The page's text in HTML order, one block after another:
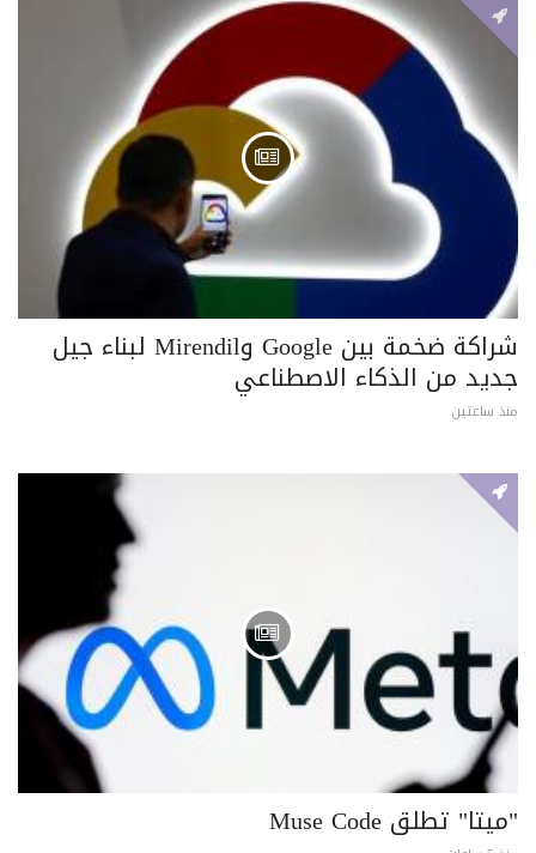
شراكة ضخمة بين Google وMirendil لبناء جيل
جديد من الذكاء الاصطناعي
منذ ساعتين
"ميتا" تطلق Muse Code